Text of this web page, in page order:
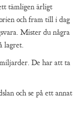
tämligen ärligt
och fram till i dag
Mister du några
lagret.
De har att ta
och se på ett annat